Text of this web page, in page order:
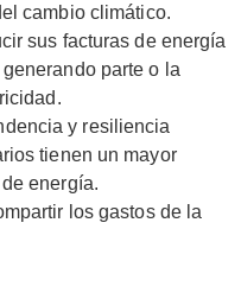
cambio climático.
sus facturas de energía
parte o la
y resiliencia
tienen un mayor
energía.
los gastos de la